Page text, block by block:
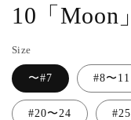
10「Moon
Size
〜#7 #8〜11
#20〜24